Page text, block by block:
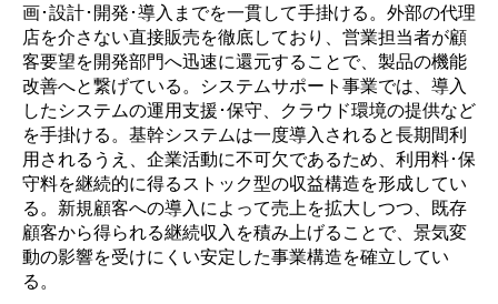
画･設計･開発･導入までを一貫して手掛ける。外部の代理
店を介さない直接販売を徹底しており、営業担当者が顧
客要望を開発部門へ迅速に還元することで、製品の機能
改善へと繋げている。システムサポート事業では、導入
したシステムの運用支援･保守、クラウド環境の提供など
を手掛ける。基幹システムは一度導入されると長期間利
用されるうえ、企業活動に不可欠であるため、利用料･保
守料を継続的に得るストック型の収益構造を形成してい
る。新規顧客への導入によって売上を拡大しつつ、既存
顧客から得られる継続収入を積み上げることで、景気変
動の影響を受けにくい安定した事業構造を確立してい
る。